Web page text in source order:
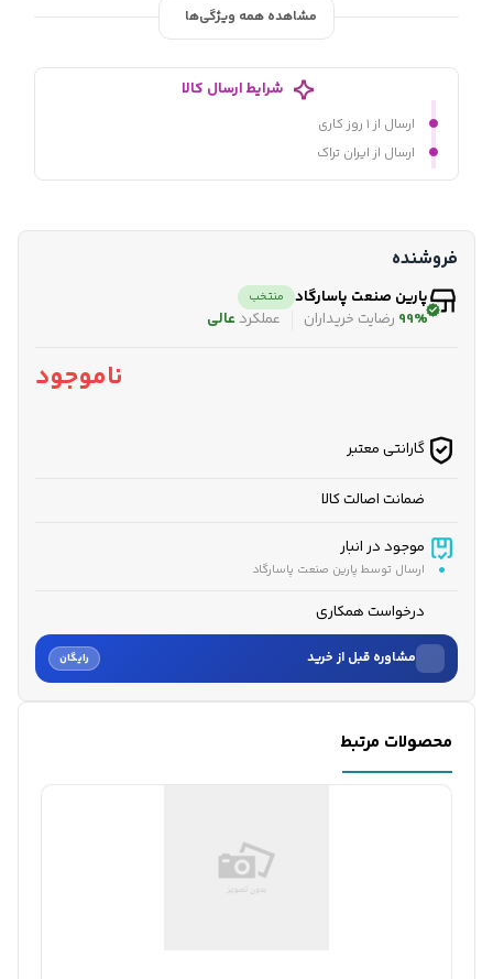
مشاهده همه ویژگی‌ها
شرایط ارسال کالا
ارسال از ۱ روز کاری
ارسال از ایران تراک
فروشنده
پارین صنعت پاسارگاد منتخب
99% رضایت خریداران عملکرد عالی
ناموجود
گارانتی معتبر
ضمانت اصالت کالا
موجود در انبار
ارسال توسط پارین صنعت پاسارگاد
درخواست همکاری
مشاوره قبل از خرید رایگان
نام
محصولات مرتبط